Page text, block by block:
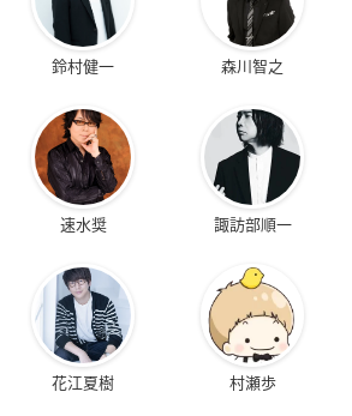
鈴村健一 森川智之
速水奨 諏訪部順一
花江夏樹 村瀬歩